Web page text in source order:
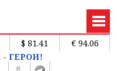
$ 81.41
€ 94.06
ГЕРОИ!